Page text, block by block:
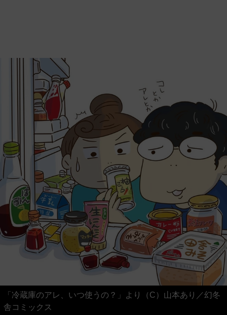
「冷蔵庫のアレ、いつ使うの？」より（C）山本あり／幻冬
舎コミックス